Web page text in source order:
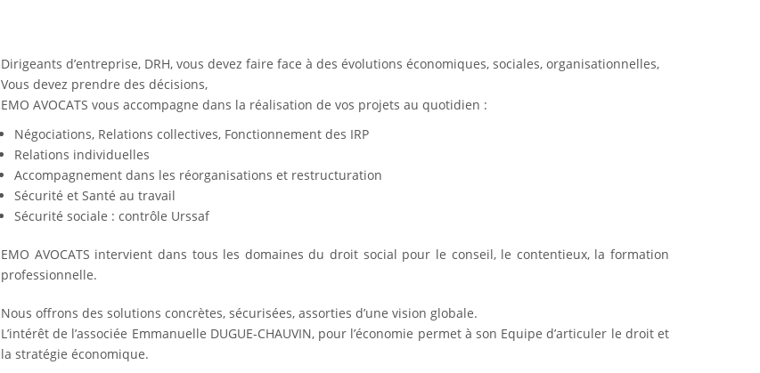
Dirigeants d’entreprise, DRH, vous devez faire face à des évolutions économiques, sociales, organisationnelles,
Vous devez prendre des décisions,
EMO AVOCATS vous accompagne dans la réalisation de vos projets au quotidien :
Négociations, Relations collectives, Fonctionnement des IRP
Relations individuelles
Accompagnement dans les réorganisations et restructuration
Sécurité et Santé au travail
Sécurité sociale : contrôle Urssaf
EMO AVOCATS intervient dans tous les domaines du droit social pour le conseil, le contentieux, la formation
professionnelle.
Nous offrons des solutions concrètes, sécurisées, assorties d’une vision globale.
L’intérêt de l’associée Emmanuelle DUGUE-CHAUVIN, pour l’économie permet à son Equipe d’articuler le droit et
la stratégie économique.